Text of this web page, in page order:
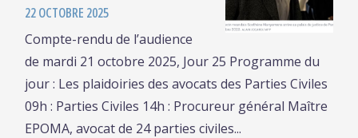
22 OCTOBRE 2025
Compte-rendu de l’audience
de mardi 21 octobre 2025, Jour 25 Programme du
jour : Les plaidoiries des avocats des Parties Civiles
09h : Parties Civiles 14h : Procureur général Maître
EPOMA, avocat de 24 parties civiles...